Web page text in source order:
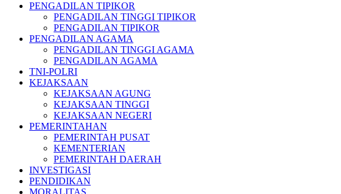
PENGADILAN TIPIKOR
PENGADILAN TINGGI TIPIKOR
PENGADILAN TIPIKOR
PENGADILAN AGAMA
PENGADILAN TINGGI AGAMA
PENGADILAN AGAMA
TNI-POLRI
KEJAKSAAN
KEJAKSAAN AGUNG
KEJAKSAAN TINGGI
KEJAKSAAN NEGERI
PEMERINTAHAN
PEMERINTAH PUSAT
KEMENTERIAN
PEMERINTAH DAERAH
INVESTIGASI
PENDIDIKAN
MORALITAS